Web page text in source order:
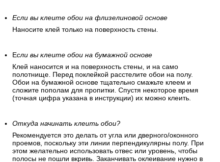
его можно использовать.
Клей наносится равномерным слоем на поверхность.
Маленьким шпателем аккуратно промазывается верх
стены. Излишки клея удаляются губкой, намоченной в воде.
Если вы клеите обои на флизелиновой основе
Если вы клеите обои на бумажной основе
Клей наносится и на поверхность стены, и на само
полотнище. Перед поклейкой расстелите обои на полу.